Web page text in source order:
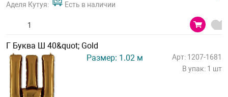
Аделя Кутуя: Есть в наличии
Г Буква Ш 40&quot; Gold
Размер: 1.02 м
Арт: 1207-1681
В упак: 1 шт